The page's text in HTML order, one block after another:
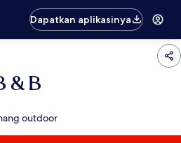
Dapatkan aplikasinya
& B
outdoor